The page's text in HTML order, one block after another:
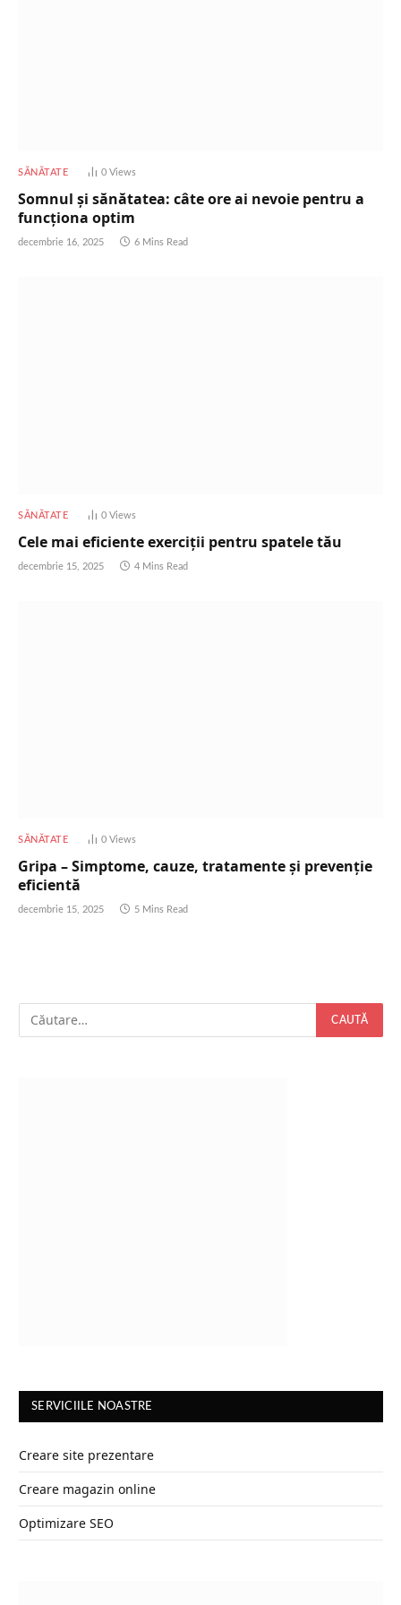
SĂNĂTATE 0Views
Somnul și sănătatea: câte ore ai nevoie pentru a
funcționa optim
decembrie 16, 2025 6 Mins Read
SĂNĂTATE 0Views
Cele mai eficiente exerciții pentru spatele tău
decembrie 15, 2025 4 Mins Read
SĂNĂTATE 0Views
Gripa – Simptome, cauze, tratamente și prevenție
eficientă
decembrie 15, 2025 5 Mins Read
SERVICIILE NOASTRE
Creare site prezentare
Creare magazin online
Optimizare SEO